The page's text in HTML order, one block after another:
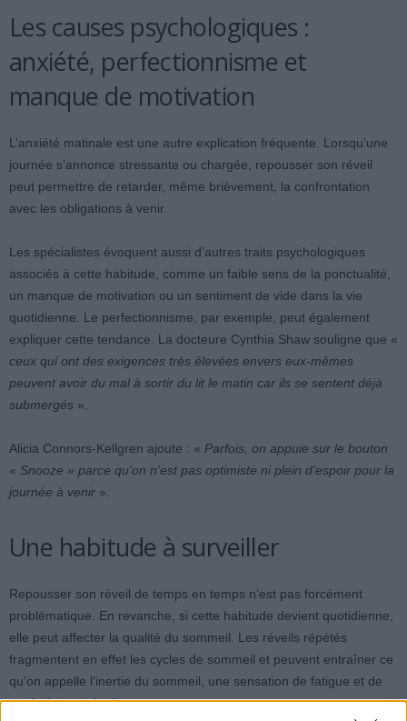
Les causes psychologiques :
anxiété, perfectionnisme et
manque de motivation
L’anxiété matinale est une autre explication fréquente. Lorsqu’une
journée s’annonce stressante ou chargée, repousser son réveil
peut permettre de retarder, même brièvement, la confrontation
avec les obligations à venir.
Les spécialistes évoquent aussi d’autres traits psychologiques
associés à cette habitude, comme un faible sens de la ponctualité,
un manque de motivation ou un sentiment de vide dans la vie
quotidienne. Le perfectionnisme, par exemple, peut également
expliquer cette tendance. La docteure Cynthia Shaw souligne que «
ceux qui ont des exigences très élevées envers eux-mêmes
peuvent avoir du mal à sortir du lit le matin car ils se sentent déjà
submergés ».
Alicia Connors-Kellgren ajoute : « Parfois, on appuie sur le bouton
« Snooze » parce qu’on n’est pas optimiste ni plein d’espoir pour la
journée à venir ».
Une habitude à surveiller
Repousser son réveil de temps en temps n’est pas forcément
problématique. En revanche, si cette habitude devient quotidienne,
elle peut affecter la qualité du sommeil. Les réveils répétés
fragmentent en effet les cycles de sommeil et peuvent entraîner ce
qu’on appelle l’inertie du sommeil, une sensation de fatigue et de
confusion au réveil.